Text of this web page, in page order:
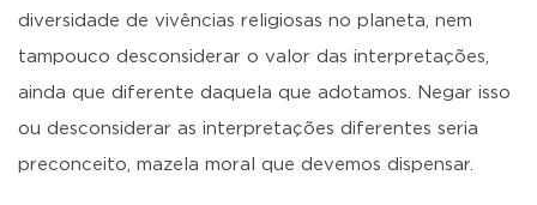
diversidade de vivências religiosas no planeta, nem
tampouco desconsiderar o valor das interpretações,
ainda que diferente daquela que adotamos. Negar isso
ou desconsiderar as interpretações diferentes seria
preconceito, mazela moral que devemos dispensar.